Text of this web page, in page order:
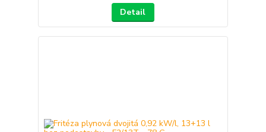
Detail